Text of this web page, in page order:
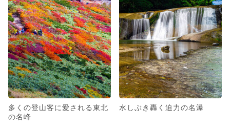
多くの登山客に愛される東北
の名峰
水しぶき轟く迫力の名瀑